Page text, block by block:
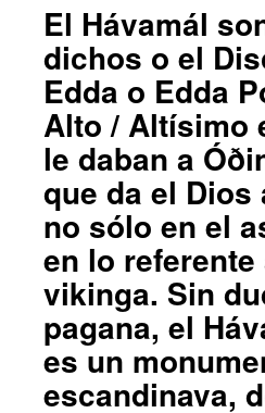
El Hávamál
dichos o el
Edda o Edda
Alto / Altísimo
le daban a
que da el
no sólo en el
en lo
vikinga. Sin
pagana, el
es un
escandinava,